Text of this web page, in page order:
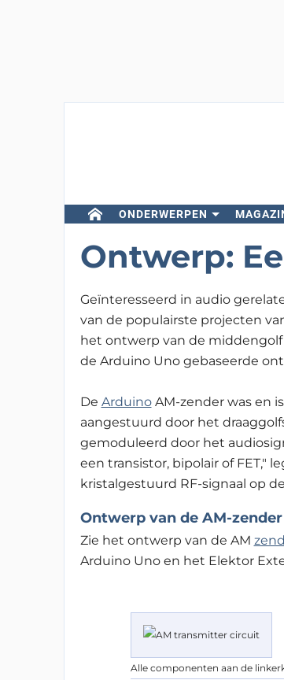
ONDERWERPEN
Ontwerp:
Geïnteresseerd in audio
van de populairste projecten
het ontwerp van de middengolf
de Arduino Uno gebaseerde
De ArduinoAM-zender was en
aangestuurd door het
gemoduleerd door het
een transistor, bipolair of FET,"
kristalgestuurd RF-signaal op
Ontwerp van de AM-zender
Zie het ontwerp van de AM
Arduino Uno en het Elektor
Alle componenten aan de